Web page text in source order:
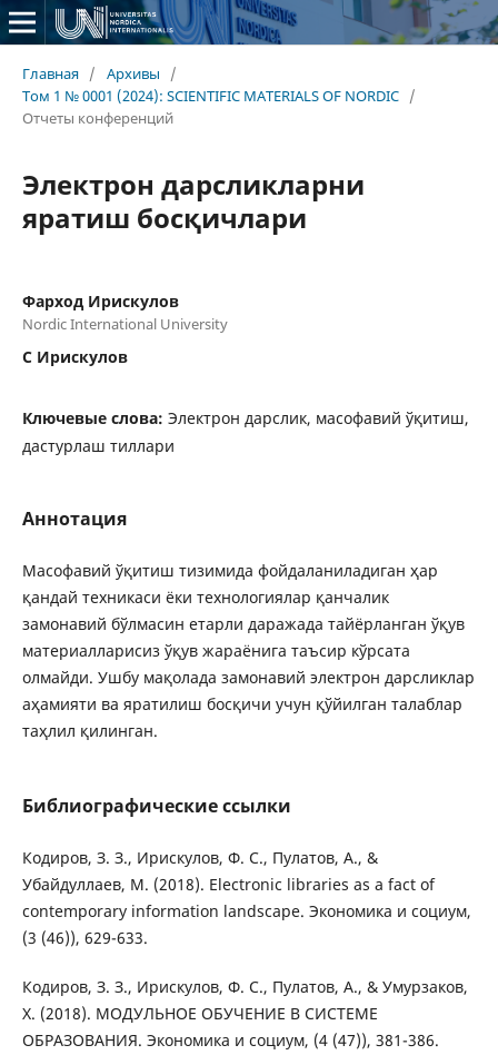
Главная / Архивы
/
Том 1 № 0001 (2024): SCIENTIFIC MATERIALS OF NORDIC /
Отчеты конференций
Электрон дарсликларни
яратиш босқичлари
Фарход Ирискулов
Nordic International University
С Ирискулов
Ключевые слова: Электрон дарслик, масофавий ўқитиш,
дастурлаш тиллари
Аннотация
Масофавий ўқитиш тизимида фойдаланиладиган ҳар
қандай техникаси ёки технологиялар қанчалик
замонавий бўлмасин етарли даражада тайёрланган ўқув
материалларисиз ўқув жараёнига таъсир кўрсата
олмайди. Ушбу мақолада замонавий электрон дарсликлар
аҳамияти ва яратилиш босқичи учун қўйилган талаблар
таҳлил қилинган.
Библиографические ссылки
Кодиров, З. З., Ирискулов, Ф. С., Пулатов, А., &
Убайдуллаев, М. (2018). Electronic libraries as a fact of
contemporary information landscape. Экономика и социум,
(3 (46)), 629-633.
Кодиров, З. З., Ирискулов, Ф. С., Пулатов, А., & Умурзаков,
Х. (2018). МОДУЛЬНОЕ ОБУЧЕНИЕ В СИСТЕМЕ
ОБРАЗОВАНИЯ. Экономика и социум, (4 (47)), 381-386.